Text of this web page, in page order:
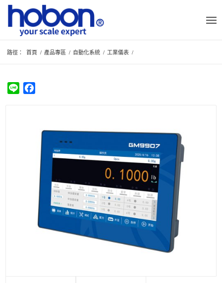
路徑： 首頁 / 產品專區 / 自動化系統 / 工業儀表 /
Line